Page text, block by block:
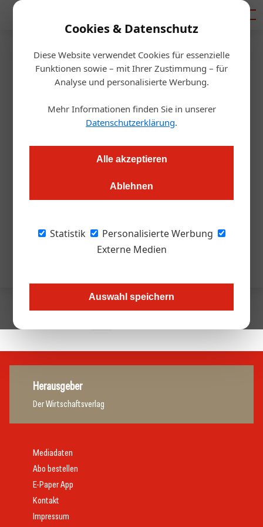
Cookies & Datenschutz
Diese Website verwendet Cookies für essenzielle
Funktionen sowie – mit Ihrer Zustimmung – für
Analyse und personalisierte Werbung.
Mehr Informationen finden Sie in unserer
Datenschutzerklärung.
Alle akzeptieren
Ablehnen
Statistik
Personalisierte Werbung
Externe Medien
Auswahl speichern
Artikel von Barbara Fürst
Herausgeber
Der Wirtschaftsverlag
Mediadaten
Abo bestellen
E-Paper App
Kontakt
Impressum